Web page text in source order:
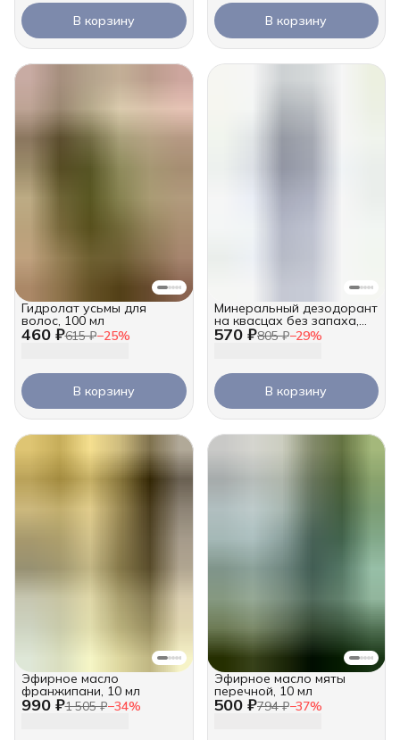
В корзину В корзину
460 ₽615 ₽−25%
Гидролат усьмы для
волос, 100 мл
В корзину
570 ₽805 ₽−29%
Минеральный дезодорант
на квасцах без запаха,
100 мл
В корзину
990 ₽1 505 ₽−34%
Эфирное масло
франжипани, 10 мл
500 ₽794 ₽−37%
Эфирное масло мяты
перечной, 10 мл